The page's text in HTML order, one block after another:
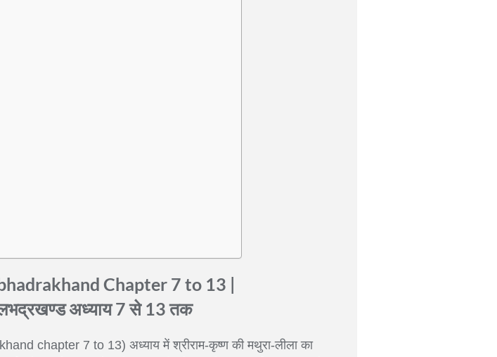
Chapter 7 to 13 |
अध्याय 7 से 13 तक
chapter 7 to 13) अध्याय में श्रीराम-कृष्ण की मथुरा-लीला का